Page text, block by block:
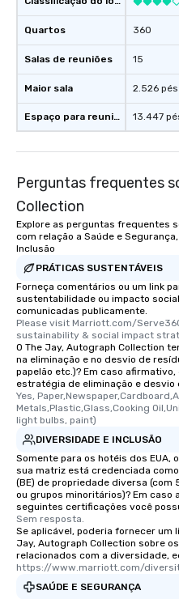
Quartos
Salas de reuniões
Maior sala
Espaço para reuniões
360
15
2.526
Perguntas frequentes
Collection
Explore as perguntas frequentes
com relação a Saúde e
Inclusão
PRÁTICAS SUSTENTÁVEIS
Forneça comentários ou um link
sustentabilidade ou impacto
comunicadas publicamente.
Please visit Marriott.com/
sustainability & social impact
O The Jay, Autograph Collection
na eliminação e no desvio de
papelão etc.)? Em caso
estratégia de eliminação e desvio
Yes,
Metals,Plastic,Glass,Cooking
light bulbs, paint)
DIVERSIDADE E INCLUSÃO
Somente para os hotéis dos EUA,
sua matriz está credenciada
(BE) de propriedade diversa (com
ou grupos minoritários)? Em caso
seguintes certificações você
Sem resposta.
Se aplicável, poderia fornecer um
Jay, Autograph Collection sobre
relacionados com a diversidade,
https://www.marriott.com/
SAÚDE E SEGURANÇA